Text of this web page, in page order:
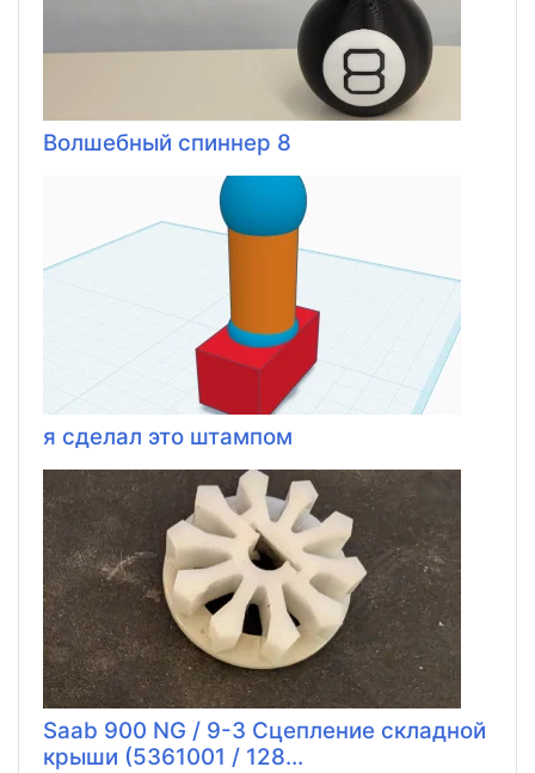
Волшебный спиннер 8
я сделал это штампом
Saab 900 NG / 9-3 Сцепление складной
крыши (5361001 / 128...